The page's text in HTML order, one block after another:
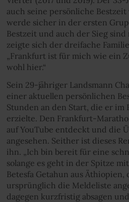
auch seine persönliche Bestzeit
werde sicher in der ersten
Bestzeit und auch der Sieg sind
zeigte sich der dreifache
„Frankfurt ist für mich wie ein
wohl hier.“
Sein 29-jähriger Landsmann
einer aktuellen persönlichen
Stunden an den Start, die er im
erzielte. Den Frankfurt-
auf YouTube entdeckt und die
angesehen. Seither ist dieses
ihn. „Ich bin bereit für eine
solange es geht in der Spitze
Betesfa Getahun aus Äthiopien,
ursprünglich die Meldeliste
dagegen kurzfristig absagen